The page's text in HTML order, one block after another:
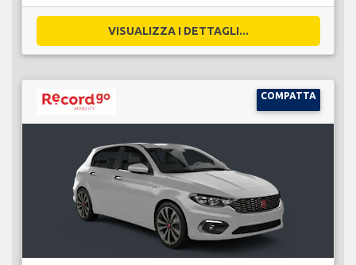
VISUALIZZA I DETTAGLI...
COMPATTA